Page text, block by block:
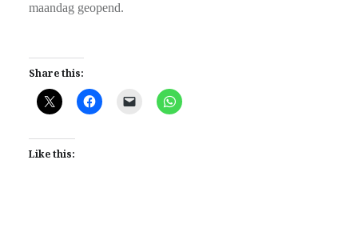
maandag geopend.
Share this:
Like this: